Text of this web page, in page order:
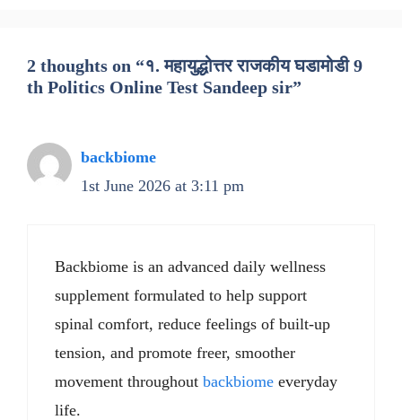
2 thoughts on “१. महायुद्धोत्तर राजकीय घडामोडी 9
th Politics Online Test Sandeep sir”
backbiome
1st June 2026 at 3:11 pm
Backbiome is an advanced daily wellness
supplement formulated to help support
spinal comfort, reduce feelings of built-up
tension, and promote freer, smoother
movement throughout backbiome everyday
life.